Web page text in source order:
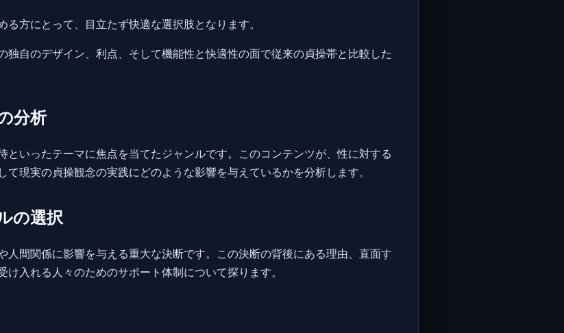
る方にとって、目立たず快適な選択肢となります。
独自のデザイン、利点、そして機能性と快適性の面で従来の貞操帯と比較した
分析
といったテーマに焦点を当てたジャンルです。このコンテンツが、性に対する
現実の貞操観念の実践にどのような影響を与えているかを分析します。
の選択
人間関係に影響を与える重大な決断です。この決断の背後にある理由、直面す
入れる人々のためのサポート体制について探ります。